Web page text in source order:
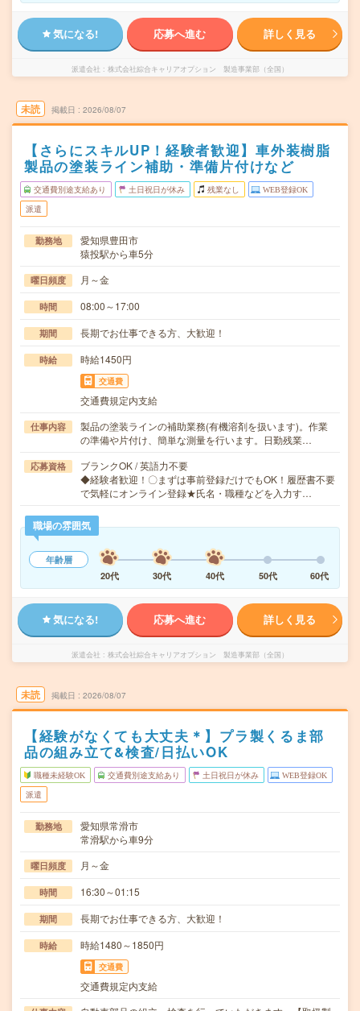
気になる! 応募へ進む 詳しく見る
派遣会社 株式会社綜合キャリアオプション 製造事業部（全国）
未読 掲載日 2026/08/07
【さらにスキルUP！経験者歓迎】車外装樹脂
製品の塗装ライン補助・準備片付けなど
交通費別途支給あり 土日祝日が休み 残業なし WEB登録OK
派遣
勤務地
愛知県豊田市
猿投駅から車5分
曜日頻度 月～金
時間 08:00～17:00
期間 長期でお仕事できる方、大歓迎！
時給 時給1450円
交通費
交通費規定内支給
仕事内容
製品の塗装ラインの補助業務(有機溶剤を扱います)。作業
の準備や片付け、簡単な測量を行います。日勤残業…
応募資格
ブランクOK / 英語力不要
◆経験者歓迎！〇まずは事前登録だけでもOK！履歴書不要
で気軽にオンライン登録★氏名・職種などを入力す…
職場の雰囲気
年齢層
20代
30代 40代 50代 60代
気になる! 応募へ進む 詳しく見る
派遣会社 株式会社綜合キャリアオプション 製造事業部（全国）
未読 掲載日 2026/08/07
【経験がなくても大丈夫＊】プラ製くるま部
品の組み立て&検査/日払いOK
職種未経験OK 交通費別途支給あり 土日祝日が休み WEB登録OK
派遣
勤務地
愛知県常滑市
常滑駅から車9分
曜日頻度 月～金
時間 16:30～01:15
期間 長期でお仕事できる方、大歓迎！
時給 時給1480～1850円
交通費
交通費規定内支給